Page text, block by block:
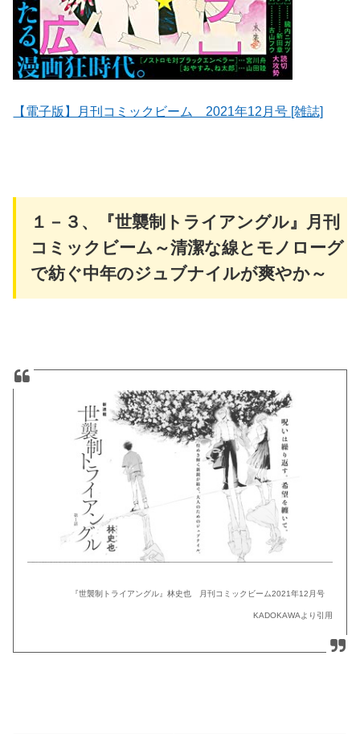
【電子版】月刊コミックビーム 2021年12月号 [雑誌]
１－３、『世襲制トライアングル』月刊
コミックビーム～清潔な線とモノローグ
で紡ぐ中年のジュブナイルが爽やか～
『世襲制トライアングル』林史也 月刊コミックビーム2021年12月号
KADOKAWAより引用